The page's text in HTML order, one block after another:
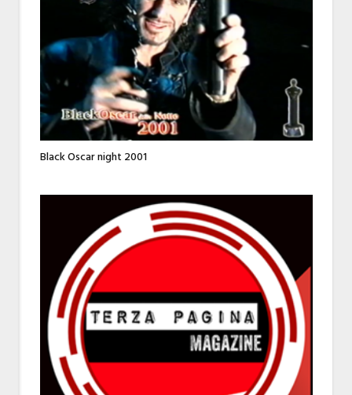
Black Oscar night 2001